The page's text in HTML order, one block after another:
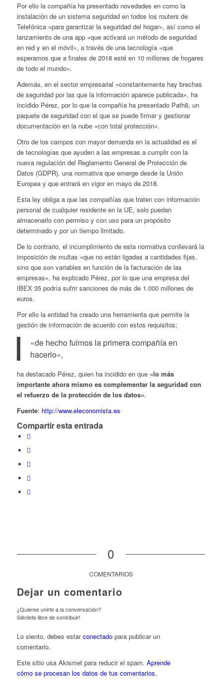
Por ello la compañía ha presentado novedades en como la
instalación de un sistema seguridad en todos los routers de
Telefónica «para garantizar la seguridad del hogar», así como el
lanzamiento de una app «que activará un método de seguridad
en red y en el móvil», a través de una tecnología «que
esperamos que a finales de 2018 esté en 10 millones de hogares
de todo el mundo».
Además, en el sector empresarial «constantemente hay brechas
de seguridad por las que la información aparece publicada», ha
incidido Pérez, por lo que la compañía ha presentado Path8, un
paquete de seguridad con el que se puede firmar y gestionar
documentación en la nube «con total protección».
Otro de los campos con mayor demanda en la actualidad es el
de tecnologías que ayuden a las empresas a cumplir con la
nueva regulación del Reglamento General de Protección de
Datos (GDPR), una normativa que emerge desde la Unión
Europea y que entrará en vigor en mayo de 2018.
Esta ley obliga a que las compañías que traten con información
personal de cualquier residente en la UE, solo puedan
almacenarlo con permiso y con uso para un propósito
determinado y por un tiempo limitado.
De lo contrario, el incumplimiento de esta normativa conllevará la
imposición de multas «que no están ligadas a cantidades fijas,
sino que son variables en función de la facturación de las
empresas», ha explicado Pérez, por lo que una empresa del
IBEX 35 podría sufrir sanciones de más de 1.000 millones de
euros.
Por ello la entidad ha creado una herramienta que permite la
gestión de información de acuerdo con estos requisitos;
«de hecho fuimos la primera compañía en
hacerlo»,
ha destacado Pérez, quien ha incidido en que «lo más
importante ahora mismo es complementar la seguridad con
el refuerzo de la protección de los datos».
Fuente: http://www.eleconomista.es
Compartir esta entrada
0
COMENTARIOS
Dejar un comentario
¿Quieres unirte a la conversación?
Siéntete libre de contribuir!
Lo siento, debes estarconectadopara publicar un
comentario.
Este sitio usa Akismet para reducir el spam. Aprende
cómo se procesan los datos de tus comentarios.